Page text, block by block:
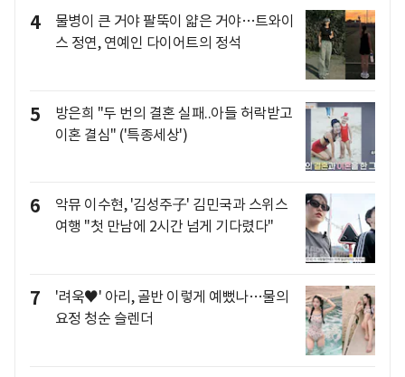
4
물병이 큰 거야 팔뚝이 얇은 거야…트와이
스 정연, 연예인 다이어트의 정석
5
방은희 "두 번의 결혼 실패..아들 허락받고
이혼 결심" ('특종세상')
6
악뮤 이수현, '김성주子' 김민국과 스위스
여행 "첫 만남에 2시간 넘게 기다렸다"
7
'려욱♥' 아리, 골반 이렇게 예뻤나…물의
요정 청순 슬렌더